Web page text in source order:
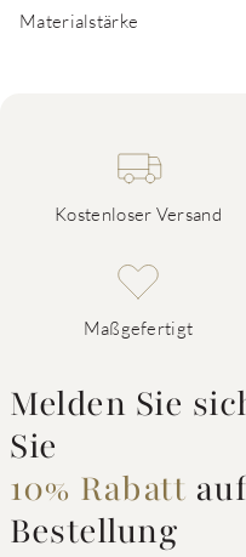
Materialstärke
Kostenloser Versand
Maßgefertigt
Melden Sie
Sie
10% Rabatt
Bestellung